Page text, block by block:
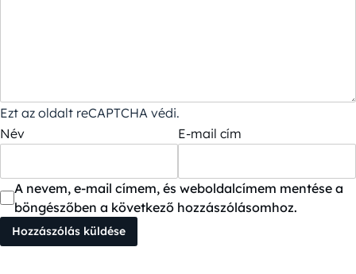
Ezt az oldalt reCAPTCHA védi.
Név
E-mail cím
A nevem, e-mail címem, és weboldalcímem mentése a
böngészőben a következő hozzászólásomhoz.